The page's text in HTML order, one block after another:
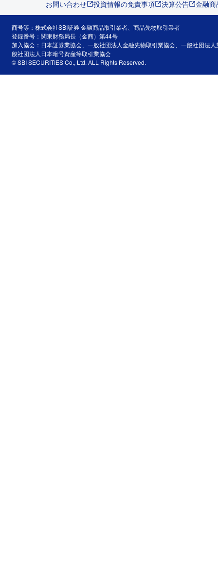
お問い合わせ 投資情報の免責事項 決算公告 金融
商号等：株式会社SBI証券 金融商品取引業者、商品先物取引業者
登録番号：関東財務局長（金商）第44号
加入協会：日本証券業協会、一般社団法人金融先物取引業協会、一般社団法
般社団法人日本暗号資産等取引業協会
© SBI SECURITIES Co., Ltd. ALL Rights Reserved.